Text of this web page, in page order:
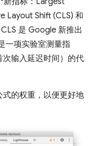
Layout Shift (CLS) 和
是 Google 新推出
一项实验室测量指
输入延迟时间）的代
的权重，以便更好地